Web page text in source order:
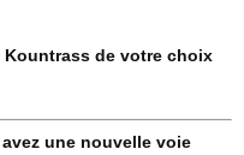
Kountrass de votre choix
une nouvelle voie